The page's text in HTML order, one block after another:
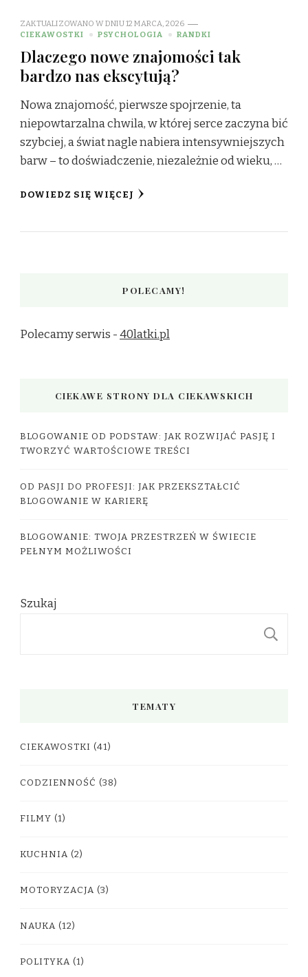
ZAKTUALIZOWANO W DNIU12 MARCA, 2026
CIEKAWOSTKI
PSYCHOLOGIA RANDKI
Dlaczego nowe znajomości tak
bardzo nas ekscytują?
Nowa znajomość, pierwsze spojrzenie, ta
niepowtarzalna chwila, w której serce zaczyna bić
szybciej, a świat nagle nabiera intensywniejszych
barw – to doświadczenie, niezależnie od wieku, …
DOWIEDZ SIĘ WIĘCEJ
POLECAMY!
Polecamy serwis -40latki.pl
CIEKAWE STRONY DLA CIEKAWSKICH
BLOGOWANIE OD PODSTAW: JAK ROZWIJAĆ PASJĘ I
TWORZYĆ WARTOŚCIOWE TREŚCI
OD PASJI DO PROFESJI: JAK PRZEKSZTAŁCIĆ
BLOGOWANIE W KARIERĘ
BLOGOWANIE: TWOJA PRZESTRZEŃ W ŚWIECIE
PEŁNYM MOŻLIWOŚCI
Szukaj
TEMATY
CIEKAWOSTKI (41)
CODZIENNOŚĆ (38)
FILMY (1)
KUCHNIA (2)
MOTORYZACJA (3)
NAUKA (12)
POLITYKA (1)